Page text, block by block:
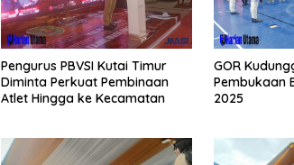
Pengurus PBVSI Kutai Timur
Diminta Perkuat Pembinaan
Atlet Hingga ke Kecamatan
GOR
Pembukaan
2025